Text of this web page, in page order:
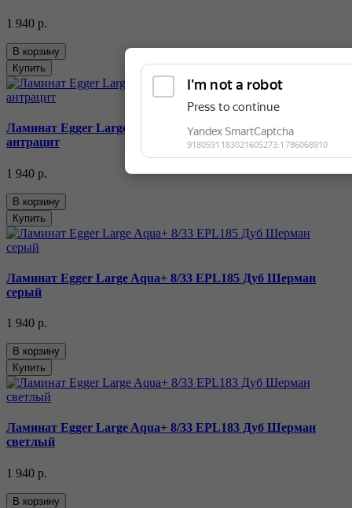
1 940 р.
В корзину
Купить
Ламинат Egger Large Aqua+ 8/33 EPL186 Дуб Шерман
антрацит
1 940 р.
В корзину
Купить
Ламинат Egger Large Aqua+ 8/33 EPL185 Дуб Шерман
серый
1 940 р.
В корзину
Купить
Ламинат Egger Large Aqua+ 8/33 EPL183 Дуб Шерман
светлый
1 940 р.
В корзину